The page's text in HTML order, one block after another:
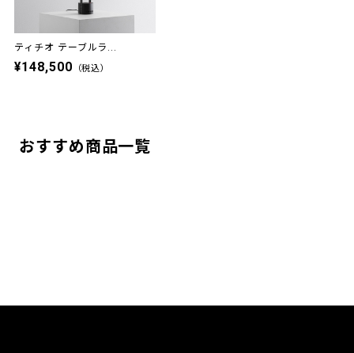
ティチオ テーブルラ...
¥148,500 （税込）
おすすめ商品一覧